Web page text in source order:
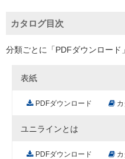
カタログ目次
分類ごとに「PDFダウンロード
表紙
PDFダウンロード
ユニラインとは
PDFダウンロード